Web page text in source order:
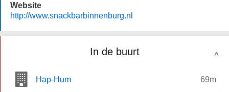
Website
http://www.snackbarbinnenburg.nl
In de buurt
Hap-Hum 69m